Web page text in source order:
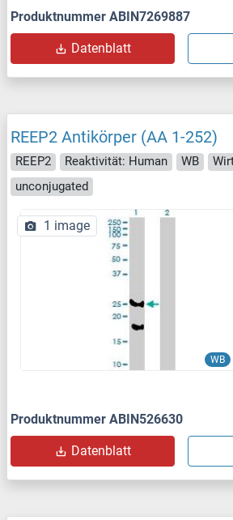
Produktnummer ABIN7269887
Datenblatt
REEP2 Antikörper (AA 1-252)
REEP2 Reaktivität: Human WB
unconjugated
WB
1 image
Produktnummer ABIN526630
Datenblatt